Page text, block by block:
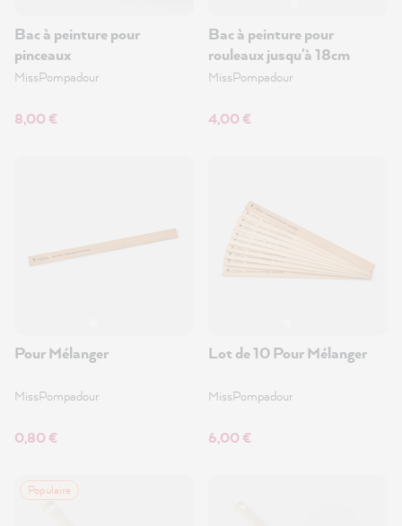
Bac à peinture pour
pinceaux
MissPompadour
8,00 €
Bac à peinture pour
rouleaux jusqu'à 18cm
MissPompadour
4,00 €
Pour Mélanger
MissPompadour
0,80 €
Lot de 10 Pour Mélanger
MissPompadour
6,00 €
Populaire